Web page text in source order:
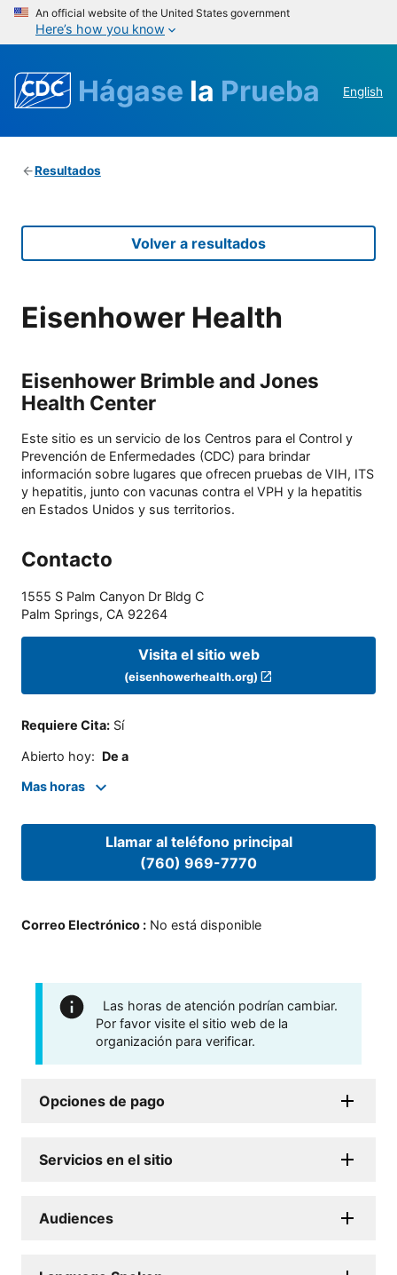
An official website of the United States government
Here’s how you know
Hágase la Prueba English
Resultados
Volver a resultados
Eisenhower Health
Eisenhower Brimble and Jones
Health Center
Este sitio es un servicio de los Centros para el Control y
Prevención de Enfermedades (CDC) para brindar
información sobre lugares que ofrecen pruebas de VIH, ITS
y hepatitis, junto con vacunas contra el VPH y la hepatitis
en Estados Unidos y sus territorios.
Contacto
1555 S Palm Canyon Dr Bldg C
Palm Springs, CA 92264
Visita el sitio web
(eisenhowerhealth.org)
Requiere Cita: Sí
Abierto hoy: De a
Mas horas
Llamar al teléfono principal
(760) 969-7770
Correo Electrónico : No está disponible
Las horas de atención podrían cambiar.
Por favor visite el sitio web de la
organización para verificar.
Opciones de pago
Servicios en el sitio
Audiences